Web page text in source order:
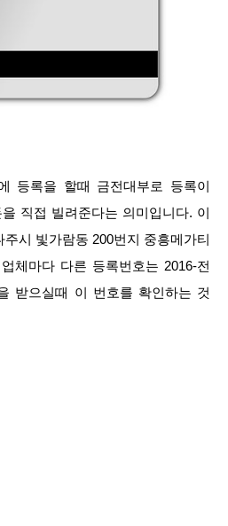
등록을 할때 금전대부로 등록이
직접 빌려준다는 의미입니다. 이
시 빛가람동 200번지 중흥메가티
체마다 다른 등록번호는 2016-전
받으실때 이 번호를 확인하는 것